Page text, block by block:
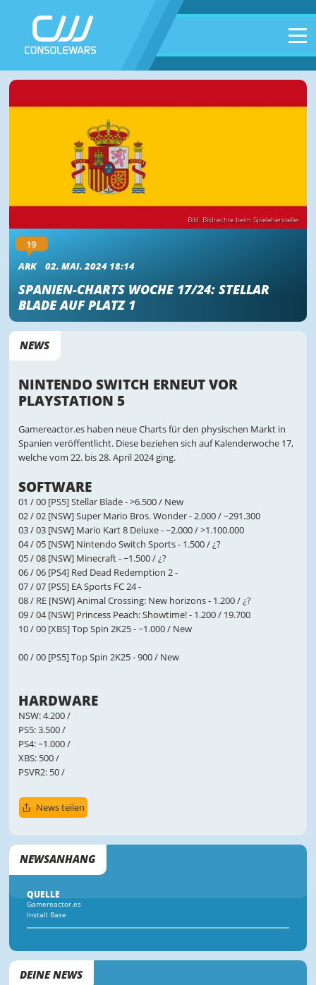
Bild: Bildrechte beim Spielehersteller
19
ARK 02. MAI. 2024 18:14
SPANIEN-CHARTS WOCHE 17/24: STELLAR
BLADE AUF PLATZ 1
NEWS
NINTENDO SWITCH ERNEUT VOR
PLAYSTATION 5
Gamereactor.es haben neue Charts für den physischen Markt in
Spanien veröffentlicht. Diese beziehen sich auf Kalenderwoche 17,
welche vom 22. bis 28. April 2024 ging.
SOFTWARE
01 / 00 [PS5] Stellar Blade - >6.500 / New
02 / 02 [NSW] Super Mario Bros. Wonder - 2.000 / ~291.300
03 / 03 [NSW] Mario Kart 8 Deluxe - ~2.000 / >1.100.000
04 / 05 [NSW] Nintendo Switch Sports - 1.500 / ¿?
05 / 08 [NSW] Minecraft - ~1.500 / ¿?
06 / 06 [PS4] Red Dead Redemption 2 -
07 / 07 [PS5] EA Sports FC 24 -
08 / RE [NSW] Animal Crossing: New horizons - 1.200 / ¿?
09 / 04 [NSW] Princess Peach: Showtime! - 1.200 / 19.700
10 / 00 [XBS] Top Spin 2K25 - ~1.000 / New
00 / 00 [PS5] Top Spin 2K25 - 900 / New
HARDWARE
NSW: 4.200 /
PS5: 3.500 /
PS4: ~1.000 /
XBS: 500 /
PSVR2: 50 /
News teilen
NEWSANHANG
QUELLE
Gamereactor.es
Install Base
DEINE NEWS